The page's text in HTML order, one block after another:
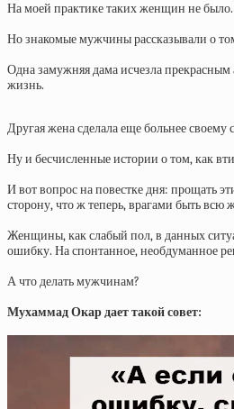
На моей практике таких женщин не было.
Но знакомые мужчины рассказывали о
Одна замужняя дама исчезла
жизнь.
Другая жена сделала еще больнее
Ну и бесчисленные истории о том, как
И вот вопрос на повестке дня: прощать
сторону, что ж теперь, врагами быть всю
Женщины, как слабый пол, в данных
ошибку. На спонтанное, необдуманное
А что делать мужчинам?
Мухаммад Окар дает такой совет: